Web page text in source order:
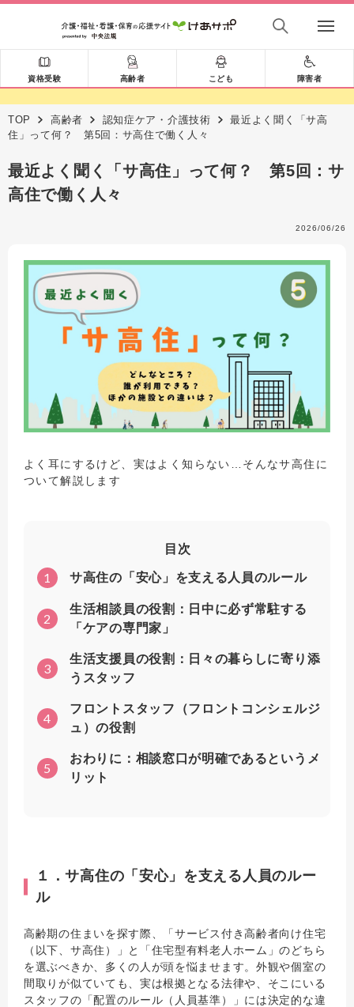
資格受験 高齢者 こども 障害者
TOP 高齢者 認知症ケア・介護技術
最近よく聞く「サ高
住」って何？ 第5回：サ高住で働く人々
最近よく聞く「サ高住」って何？ 第5回：サ
高住で働く人々
2026/06/26
よく耳にするけど、実はよく知らない…そんなサ高住に
ついて解説します
目次
1 サ高住の「安心」を支える人員のルール
2
生活相談員の役割：日中に必ず常駐する
「ケアの専門家」
3
生活支援員の役割：日々の暮らしに寄り添
うスタッフ
4
フロントスタッフ（フロントコンシェルジ
ュ）の役割
5
おわりに：相談窓口が明確であるというメ
リット
１．サ高住の「安心」を支える人員のルー
ル
高齢期の住まいを探す際、「サービス付き高齢者向け住宅
（以下、サ高住）」と「住宅型有料老人ホーム」のどちら
を選ぶべきか、多くの人が頭を悩ませます。外観や個室の
間取りが似ていても、実は根拠となる法律や、そこにいる
スタッフの「配置のルール（人員基準）」には決定的な違